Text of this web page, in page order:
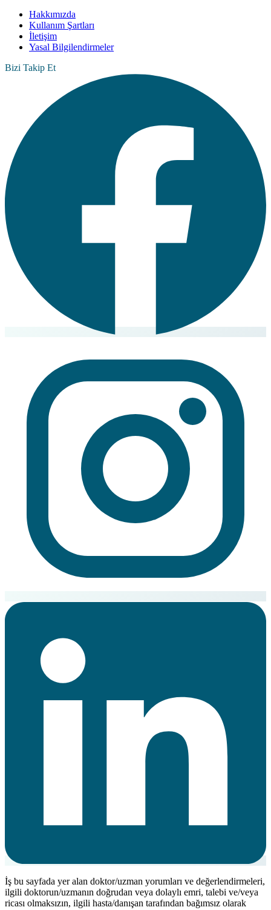
Hakkımızda
Kullanım Şartları
İletişim
Yasal Bilgilendirmeler
Bizi Takip Et
İş bu sayfada yer alan doktor/uzman yorumları ve değerlendirmeleri,
ilgili doktorun/uzmanın doğrudan veya dolaylı emri, talebi ve/veya
ricası olmaksızın, ilgili hasta/danışan tarafından bağımsız olarak